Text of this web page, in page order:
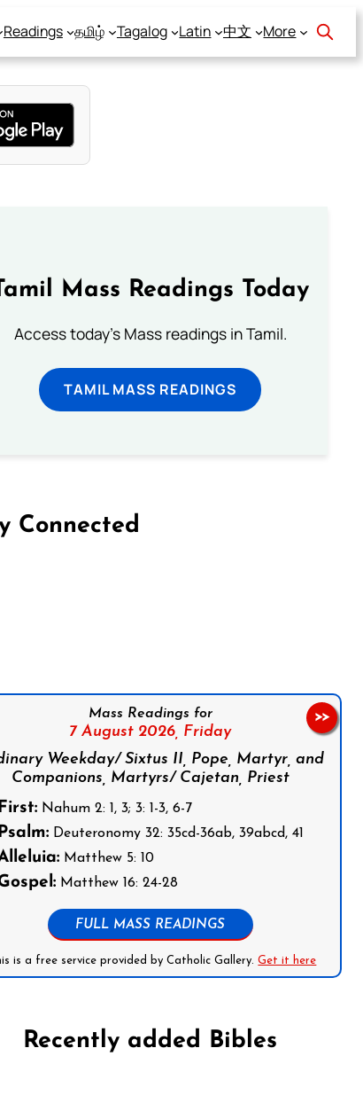
Readings தமிழ் Tagalog Latin 中文 More
Mass Readings Today
Access today's Mass readings in Tamil.
TAMIL MASS READINGS
Connected
Mass Readings for
7 August 2026, Friday
Weekday/ Sixtus II, Pope, Martyr, and
Companions, Martyrs/ Cajetan, Priest
First:Nahum 2: 1, 3; 3: 1-3, 6-7
Psalm:Deuteronomy 32: 35cd-36ab, 39abcd, 41
Matthew 5: 10
Matthew 16: 24-28
FULL MASS READINGS
is a free service provided by Catholic Gallery.Get it here
>>
Recently added Bibles